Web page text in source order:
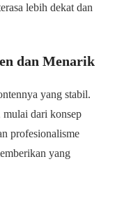
lebih dekat dan
dan Menarik
yang stabil.
mulai dari konsep
profesionalisme
yang